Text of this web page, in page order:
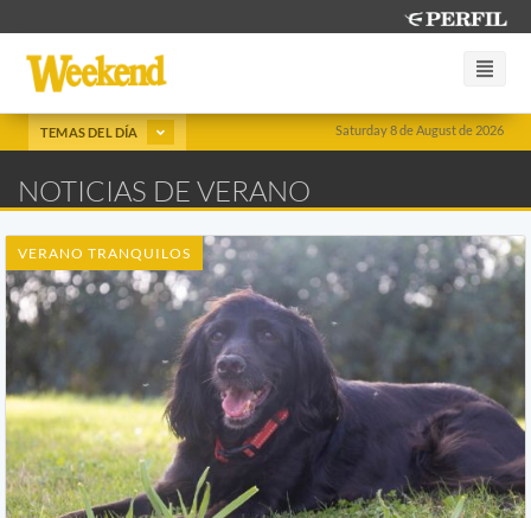
Saturday 8 de August de 2026
TEMAS DEL DÍA
NOTICIAS DE VERANO
VERANO TRANQUILOS